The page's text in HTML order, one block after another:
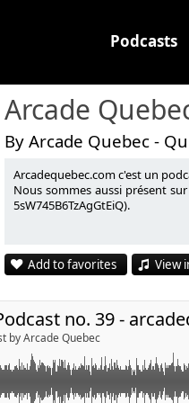
Podcasts
Arcade
By Arcade Quebec -
Arcadequebec.com c'est un
Nous sommes aussi présent
5sW745B6TzAgGtEiQ).
Add to favorites View
no. 39 -
by Arcade Quebec
by email
Mercredis Twitch, des
jeux.
:
geeks contre-
Bowie apparaît est gratuit
product/281956/